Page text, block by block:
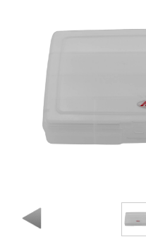
accueil
Consulter
mes
listes de
favoris
Consulter